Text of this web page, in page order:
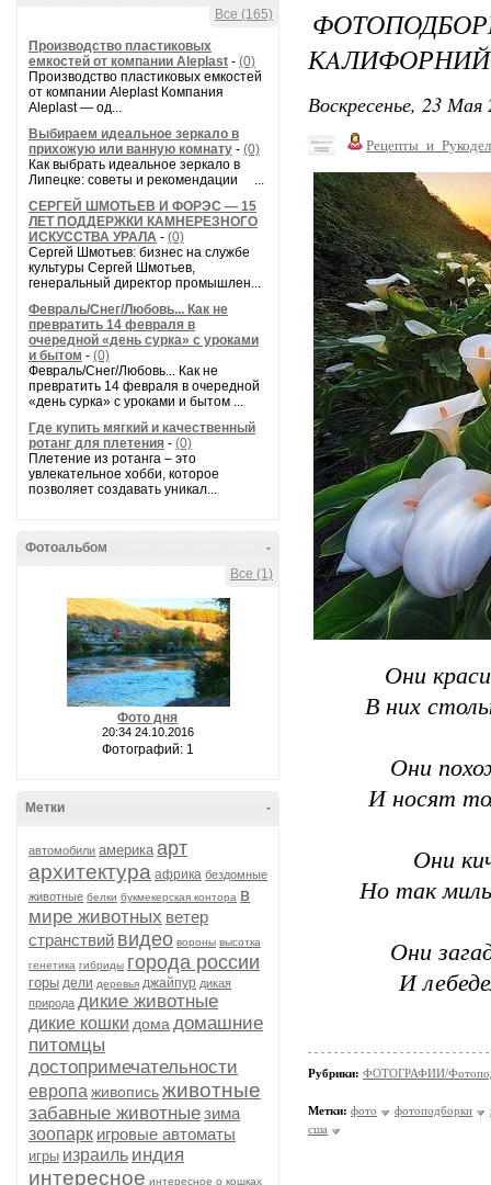
Все (165)
Производство пластиковых
емкостей от компании Aleplast - (0)
Производство пластиковых емкостей
от компании Aleplast Компания
Aleplast — од...
Выбираем идеальное зеркало в
прихожую или ванную комнату - (0)
Как выбрать идеальное зеркало в
Липецке: советы и рекомендации ...
СЕРГЕЙ ШМОТЬЕВ И ФОРЭС — 15
ЛЕТ ПОДДЕРЖКИ КАМНЕРЕЗНОГО
ИСКУССТВА УРАЛА - (0)
Сергей Шмотьев: бизнес на службе
культуры Сергей Шмотьев,
генеральный директор промышлен...
Февраль/Снег/Любовь... Как не
превратить 14 февраля в
очередной «день сурка» с уроками
и бытом - (0)
Февраль/Снег/Любовь... Как не
превратить 14 февраля в очередной
«день сурка» с уроками и бытом ...
Где купить мягкий и качественный
ротанг для плетения - (0)
Плетение из ротанга – это
увлекательное хобби, которое
позволяет создавать уникал...
-
Фотоальбом
Все (1)
Фото дня
20:34 24.10.2016
Фотографий: 1
-
Метки
автомобили америка арт
архитектура африка бездомные
животные белки букмекерская контора в
мире животных ветер
странствий видео вороны высотка
генетика гибриды города россии
горы дели деревья джайпур дикая
природа дикие животные
дикие кошки дома домашние
питомцы
достопримечательности
европа живописьживотные
забавные животныезима
зоопарк игровые автоматы
игры израиль индия
интересное интересное о кошках
Воскресенье, 23
Они
В них
Они
И носят
Они
Но так
Они
И
Рубрики: ФОТОГРАФИИ/
Метки: фото фотоподборки
сша